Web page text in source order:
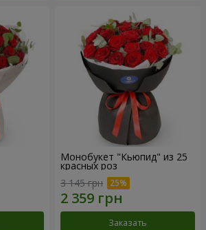
Монобукет "Кьюпид" из 25
красных роз
3 145 грн
Заказать